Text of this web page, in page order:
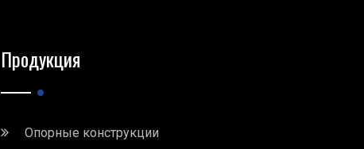
Продукция
Опорные конструкции